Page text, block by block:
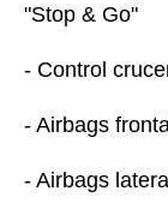
"Stop & Go"
- Control
- Airbags
- Airbags